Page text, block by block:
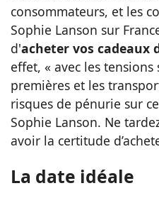
consommateurs, et les
Sophie Lanson sur
d'acheter vos cadeaux
effet, « avec les
premières et les
risques de pénurie sur
Sophie Lanson. Ne
avoir la certitude
La date idéale